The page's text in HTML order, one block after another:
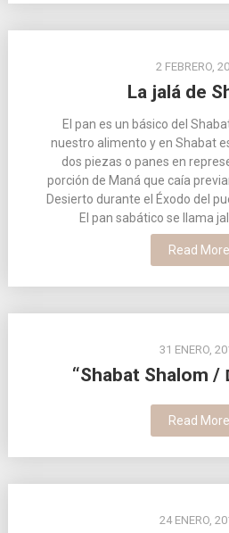
2 FEBRERO,
La jalá de
El pan es un básico del
nuestro alimento y en Shabat
dos piezas o panes en
porción de Maná que caía
Desierto durante el Éxodo del
El pan sabático se llama
Read More
31 ENERO,
Read More
24 ENERO,